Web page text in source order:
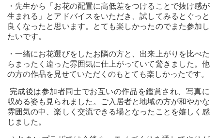
・先生から「お花の配置に高低差をつけることで抜け感が
生まれる」とアドバイスをいただき、試してみるとぐっと
良くなったと思います。とても楽しかったのでまた参加し
たいです。
・一緒にお花選びをしたお隣の方と、出来上がりを比べた
らまったく違った雰囲気に仕上がっていて驚きました。他
の方の作品を見せていただくのもとても楽しかったです。
完成後は参加者同士でお互いの作品を鑑賞され、写真に
収める姿も見られました。ご入居者と地域の方が和やかな
雰囲気の中、楽しく交流できる場となったことを嬉しく感
じました。